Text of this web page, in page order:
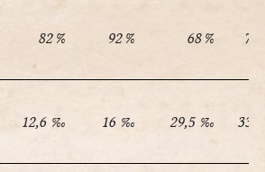
82 % 92 % 68 % 72
12,6 ‰ 16 ‰ 29,5 ‰ 33